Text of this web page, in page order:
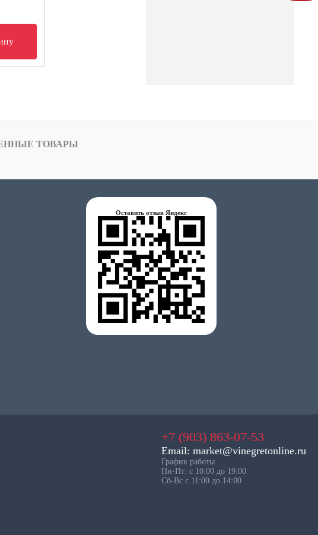
ТОВАРЫ
Оставить отзыв Яндекс
+7 (903) 863-07-53
Email: market@vinegretonline.ru
График работы
Пн-Пт: с 10:00 до 19:00
Сб-Вс с 11:00 до 14:00